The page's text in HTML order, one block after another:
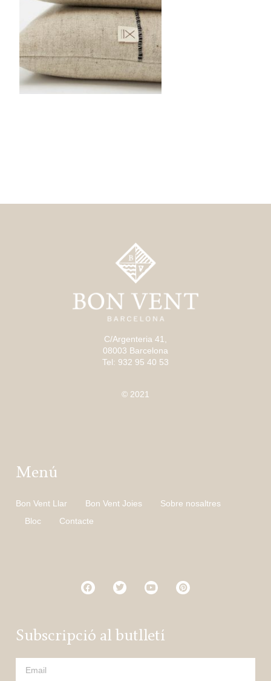
C/Argenteria 41,
08003 Barcelona
Tel: 932 95 40 53
© 2021
Menú
Bon Vent Llar Bon Vent Joies
Sobre nosaltres
Bloc
Contacte
Subscripció al butlletí